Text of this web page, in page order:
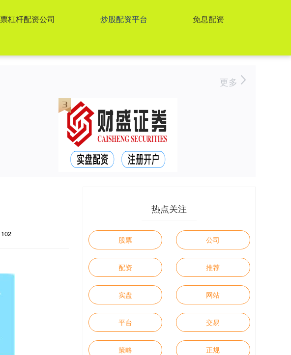
杠杆配资公司 炒股配资平台 免息配资
更多
热点关注
股票 公司
配资 推荐
实盘 网站
平台 交易
策略 正规